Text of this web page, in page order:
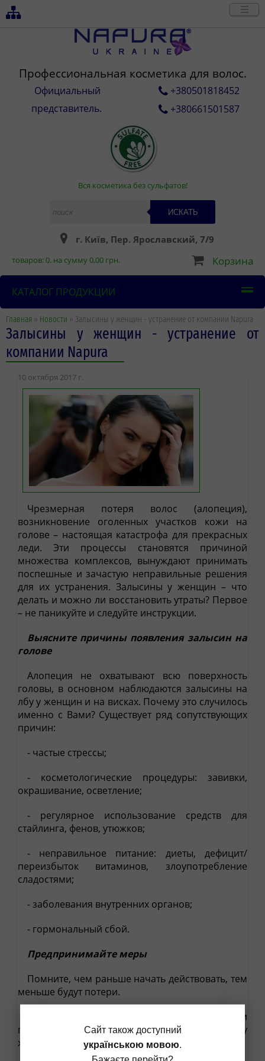
Профессиональная косметика для волос.
Официальный
представитель.
+380501818452
+380661501587
Вся косметика без сульфатов!
ИСКАТЬ
г. Київ, Пер. Ярославский, 7/9
товаров:0. на сумму0,00 грн. Корзина
КАТАЛОГ ПРОДУКЦИИ
Главная » Новости » Залысины у женщин - устранение от компании Napura
Залысины у женщин - устранение от
компании Napura
10 октября 2017 г.
Чрезмерная потеря волос (алопеция),
возникновение оголенных участков кожи на
голове – настоящая катастрофа для прекрасных
леди. Эти процессы становятся причиной
множества комплексов, вынуждают принимать
поспешные и зачастую неправильные решения
для их устранения. Залысины у женщин – что
делать и можно ли восстановить утраты? Первое
– не паникуйте и следуйте инструкции.
Выясните причины появления залысин на
голове
Алопеция не охватывают всю поверхность
головы, в основном наблюдаются залысины на
лбу у женщин и на висках. Почему это случилось
именно с Вами? Существует ряд сопутствующих
причин:
- частые стрессы;
- косметологические процедуры: завивки,
окрашивание, осветление;
- регулярное использование средств для
стайлинга, фенов, утюжков;
- неправильное питание: диеты, дефицит/
переизбыток витаминов, злоупотребление
сладостями;
- заболевания внутренних органов;
- гормональный сбой.
Предпринимайте меры
Помните, чем раньше начать действовать, тем
меньше будут потери.
Если алопеция вызвана двумя последними
пунктами, то для устранения залысин на висках у
женщин лечение назначит только специалист.
Сайт також доступний
українською мовою.